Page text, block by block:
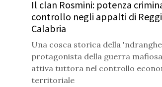
Il clan Rosmini: potenza
controllo negli appalti di
Calabria
Una cosca storica della
protagonista della guerra
attiva tuttora nel controllo
territoriale